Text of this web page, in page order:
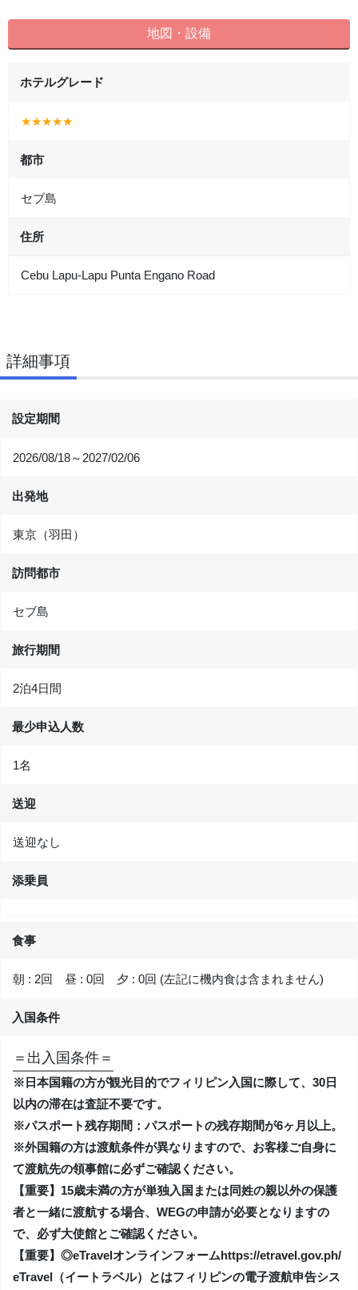
地図・設備
ホテルグレード
★★★★★
都市
セブ島
住所
Cebu Lapu-Lapu Punta Engano Road
詳細事項
設定期間
2026/08/18～2027/02/06
出発地
東京（羽田）
訪問都市
セブ島
旅行期間
2泊4日間
最少申込人数
1名
送迎
送迎なし
添乗員
食事
朝 : 2回 昼 : 0回 夕 : 0回 (左記に機内食は含まれません)
入国条件
＝出入国条件＝
※日本国籍の方が観光目的でフィリピン入国に際して、30日
以内の滞在は査証不要です。
※パスポート残存期間：パスポートの残存期間が6ヶ月以上。
※外国籍の方は渡航条件が異なりますので、お客様ご自身に
て渡航先の領事館に必ずご確認ください。
【重要】15歳未満の方が単独入国または同姓の親以外の保護
者と一緒に渡航する場合、WEGの申請が必要となりますの
で、必ず大使館とご確認ください。
【重要】◎eTravelオンラインフォームhttps://etravel.gov.ph/
eTravel（イートラベル）とはフィリピンの電子渡航申告シス